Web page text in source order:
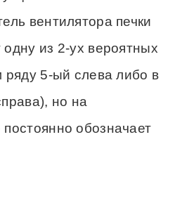
вентилятора печки
из 2-ух вероятных
ряду 5-ый слева либо в
но на
обозначает